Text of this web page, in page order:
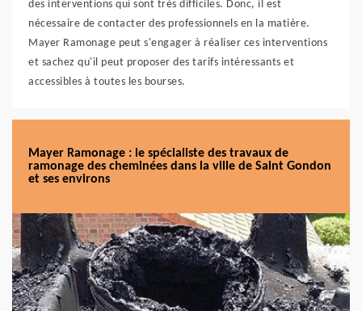
des interventions qui sont très difficiles. Donc, il est
nécessaire de contacter des professionnels en la matière.
Mayer Ramonage peut s'engager à réaliser ces interventions
et sachez qu'il peut proposer des tarifs intéressants et
accessibles à toutes les bourses.
Mayer Ramonage : le spécialiste des travaux de
ramonage des cheminées dans la ville de Saint Gondon
et ses environs